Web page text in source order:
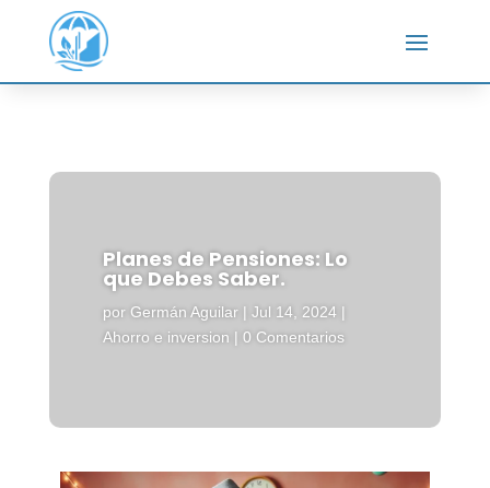
Planes de Pensiones: Lo
que Debes Saber.
por Germán Aguilar |Jul 14, 2024 |
Ahorro e inversion |0 Comentarios